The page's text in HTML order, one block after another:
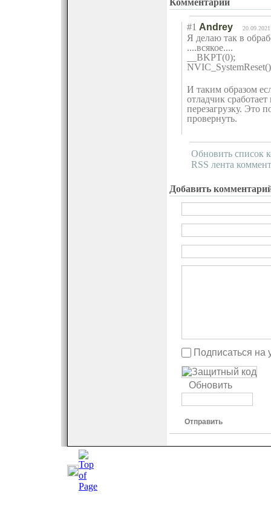
Комментарии
#1 Andrey
Я делаю так в
....всякое....
__BKPT(0);
NVIC_SystemRese
И таким образом
отладчик
перезагрузку. Это
провернуть.
Обновить список
RSS лента
Добавить
Подписаться на
Обновить
Отправить